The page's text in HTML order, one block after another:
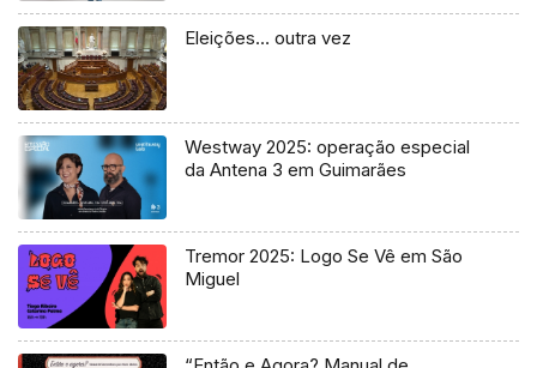
Eleições… outra vez
Westway 2025: operação especial
da Antena 3 em Guimarães
Tremor 2025: Logo Se Vê em São
Miguel